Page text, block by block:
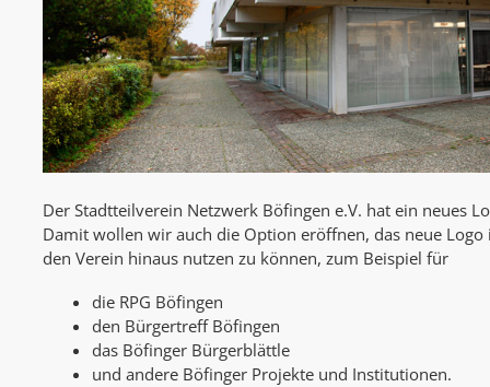
Der Stadtteilverein Netzwerk Böfingen e.V. hat ein neues
Damit wollen wir auch die Option eröffnen, das neue
den Verein hinaus nutzen zu können, zum Beispiel für
die RPG Böfingen
den Bürgertreff Böfingen
das Böfinger Bürgerblättle
und andere Böfinger Projekte und Institutionen.